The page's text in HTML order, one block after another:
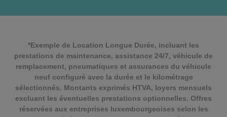
*Exemple de Location Longue Durée, incluant les
prestations de maintenance, assistance 24/7, véhicule de
remplacement, pneumatiques et assurances du véhicule
neuf configuré avec la durée et le kilométrage
sélectionnés. Montants exprimés HTVA, loyers mensuels
excluant les éventuelles prestations optionnelles. Offres
réservées aux entreprises luxembourgeoises selon les